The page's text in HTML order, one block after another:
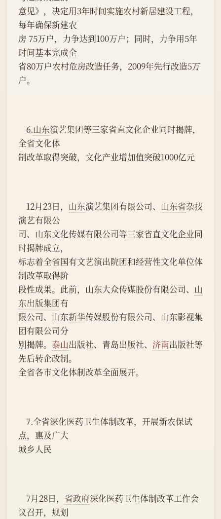
意见》，决定用3年时间实施农村新居建设工程，
每年确保新建农
房 75万户，力争达到100万户；同时，力争用5年
时间基本完成全
省80万户农村危房改造任务，2009年先行改造5万
户。
    6.
山东演艺集团等三家省直文化企业同时揭牌，
全省文化体
制改革取得突破，文化产业增加值突破1000亿元
    12月23日，
山东演艺集团有限公司、 山东省杂技
演艺有限公
司、山东文化传媒有限公司等三家省直文化企业同
时揭牌成立，
标志着全省国有文艺演出院团和经营性文化单位体
制改革取得阶
段性成果。此前，山东大众传媒股份有限公司、 山
东出版集团有
限公司、山东新华传媒股份有限公司、山东影视集
团有限公司分
别揭牌。 泰山出版社、青岛出版社、 济南出版社等
先后转企改制。
全省各市文化体制改革全面展开。
点，惠及广大
城乡人民
    7月28日，
省政府深化医药卫生体制改革工作会
议召开，规划